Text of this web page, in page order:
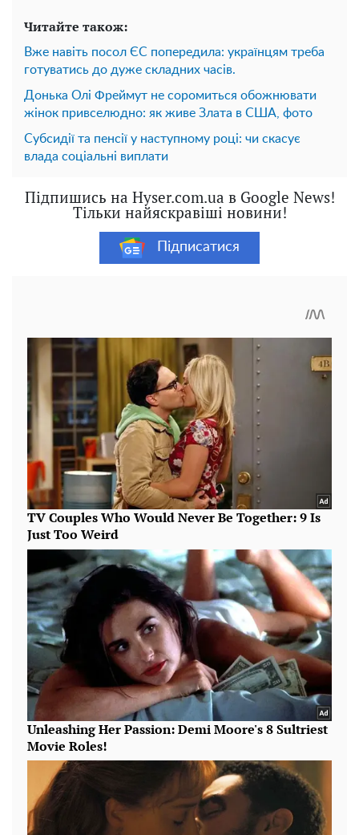
Читайте також:
Вже навіть посол ЄС попередила: українцям треба
готуватись до дуже складних часів.
Донька Олі Фреймут не соромиться обожнювати
жінок привселюдно: як живе Злата в США, фото
Субсидії та пенсії у наступному році: чи скасує
влада соціальні виплати
Підпишись на Hyser.com.ua в Google News!
Тільки найяскравіші новини!
Підписатися